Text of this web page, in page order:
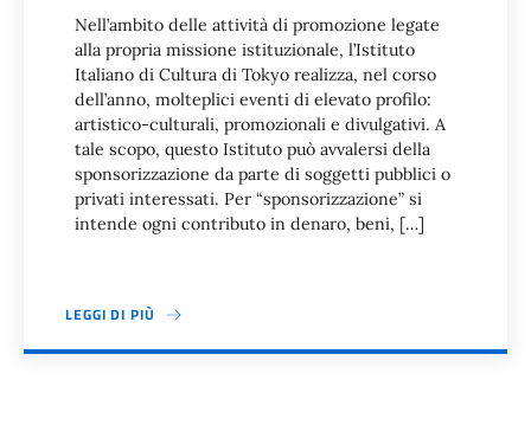
Nell’ambito delle attività di promozione legate
alla propria missione istituzionale, l’Istituto
Italiano di Cultura di Tokyo realizza, nel corso
dell’anno, molteplici eventi di elevato profilo:
artistico-culturali, promozionali e divulgativi. A
tale scopo, questo Istituto può avvalersi della
sponsorizzazione da parte di soggetti pubblici o
privati interessati. Per “sponsorizzazione” si
intende ogni contributo in denaro, beni, […]
LEGGI DI PIÙ